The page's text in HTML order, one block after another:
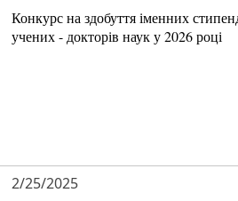
Конкурс на здобуття іменних
учених - докторів наук у 2026 році
2/25/2025